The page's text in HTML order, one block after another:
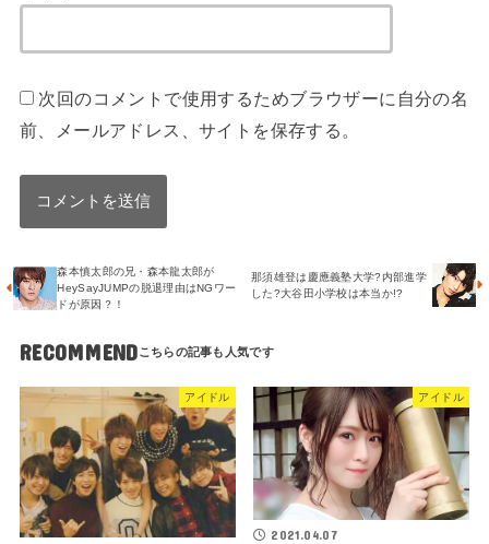
次回のコメントで使用するためブラウザーに自分の名
前、メールアドレス、サイトを保存する。
森本慎太郎の兄・森本龍太郎が
HeySayJUMPの脱退理由はNGワー
ドが原因？！
那須雄登は慶應義塾大学?内部進学
した?大谷田小学校は本当か!?
RECOMMEND
アイドル アイドル
2021.04.07